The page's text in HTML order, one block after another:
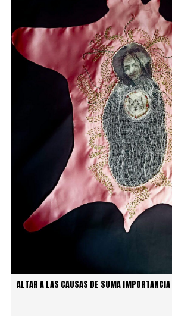
ALTAR A LAS CAUSAS DE SUMA IMPORTANCIA